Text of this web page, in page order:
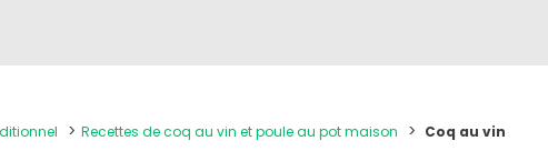
Recettes de coq au vin et poule au pot maison Coq au vin